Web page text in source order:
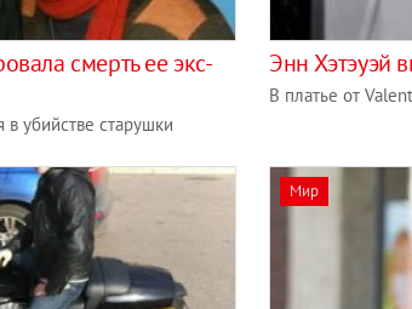
смерть ее экс-
в убийстве старушки
Энн Хэтэуэй
В платье от
Мир